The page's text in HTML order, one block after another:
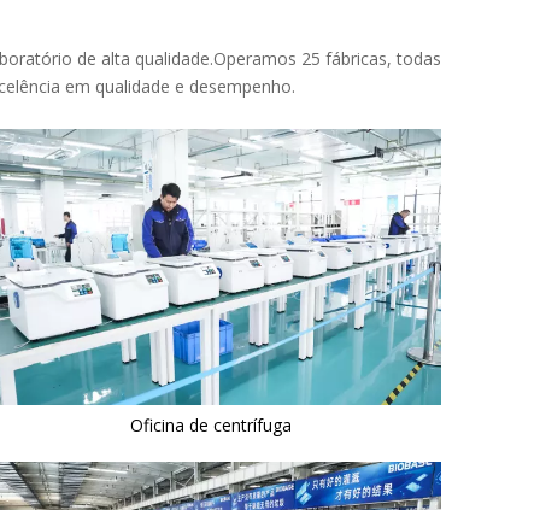
de alta qualidade.Operamos 25 fábricas, todas
em qualidade e desempenho.
Oficina de centrífuga